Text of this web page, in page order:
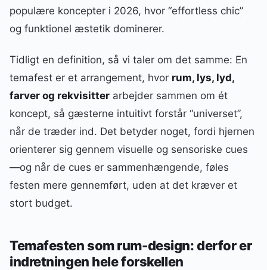
populære koncepter i 2026, hvor “effortless chic”
og funktionel æstetik dominerer.
Tidligt en definition, så vi taler om det samme: En
temafest er et arrangement, hvor rum, lys, lyd,
farver og rekvisitter arbejder sammen om ét
koncept, så gæsterne intuitivt forstår “universet”,
når de træder ind. Det betyder noget, fordi hjernen
orienterer sig gennem visuelle og sensoriske cues
—og når de cues er sammenhængende, føles
festen mere gennemført, uden at det kræver et
stort budget.
Temafesten som rum-design: derfor er
indretningen hele forskellen